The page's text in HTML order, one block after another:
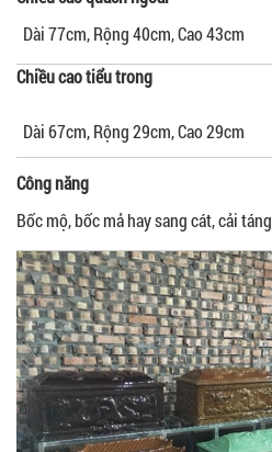
Dài 77cm, Rộng 40cm, Cao 43cm
Chiều cao tiểu trong
Dài 67cm, Rộng 29cm, Cao 29cm
Công năng
Bốc mộ, bốc mả hay sang cát, cải táng